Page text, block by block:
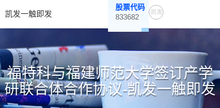
凯发一触即发
股票代码
833682
凯发
福特科与福建师范大学签订产学
研联合体合作协议-凯发一触即发